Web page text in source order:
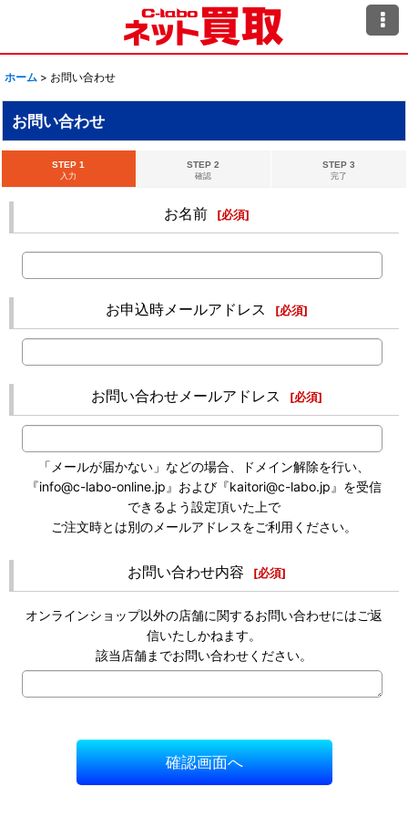
ホーム > お問い合わせ
お問い合わせ
STEP 1
入力
STEP 2
確認
STEP 3
完了
お名前 [必須]
お申込時メールアドレス [必須]
お問い合わせメールアドレス [必須]
「メールが届かない」などの場合、ドメイン解除を行い、
『info@c-labo-online.jp』および『kaitori@c-labo.jp』を受信
できるよう設定頂いた上で
ご注文時とは別のメールアドレスをご利用ください。
お問い合わせ内容 [必須]
オンラインショップ以外の店舗に関するお問い合わせにはご返
信いたしかねます。
該当店舗までお問い合わせください。
確認画面へ